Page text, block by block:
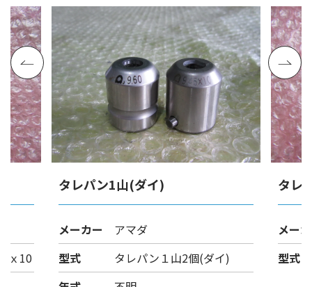
10
タレパン1山(ダイ)
メーカー
アマダ
型式
タレパン１山2個(ダイ)
タレ
メー
型式